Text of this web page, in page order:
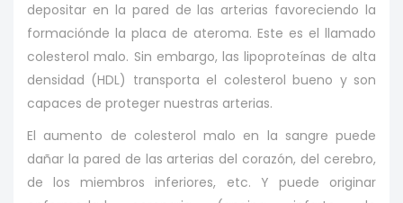
depositar en la pared de las arterias favoreciendo la
formaciónde la placa de ateroma. Este es el llamado
colesterol malo. Sin embargo, las lipoproteínas de alta
densidad (HDL) transporta el colesterol bueno y son
capaces de proteger nuestras arterias.
El aumento de colesterol malo en la sangre puede
dañar la pared de las arterias del corazón, del cerebro,
de los miembros inferiores, etc. Y puede originar